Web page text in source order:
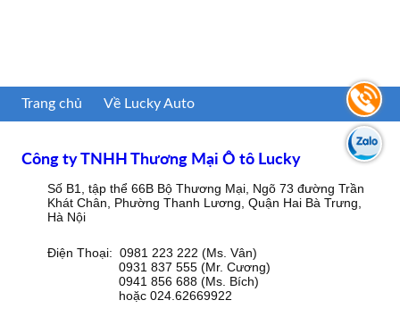
Trang chủ Về Lucky Auto
Công ty TNHH Thương Mại Ô tô Lucky
Số B1, tập thể 66B Bộ Thương Mại, Ngõ 73 đường Trần
Khát Chân, Phường Thanh Lương, Quận Hai Bà Trưng,
Hà Nội
Điện Thoại: 0981 223 222 (Ms. Vân)
0931 837 555 (Mr. Cương)
0941 856 688 (Ms. Bích)
hoặc 024.62669922